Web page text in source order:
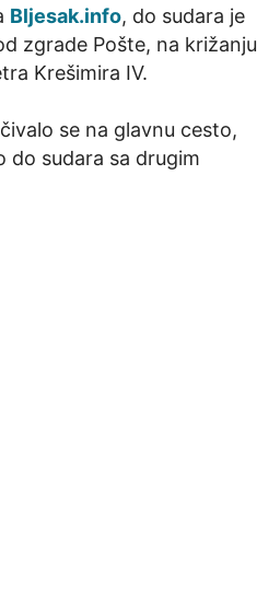
Bljesak.info, do sudara je
zgrade Pošte, na križanju
Krešimira IV.
se na glavnu cesto,
do sudara sa drugim